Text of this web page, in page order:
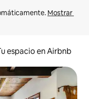
Mostrar
espacio en Airbnb